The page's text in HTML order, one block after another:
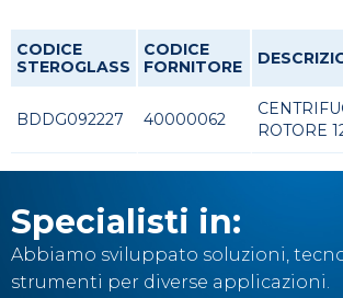
CODICE
STEROGLASS
CODICE
FORNITORE
BDDG092227 40000062
ROTORE
Specialisti in:
Abbiamo sviluppato soluzioni,
strumenti per diverse applicazioni.